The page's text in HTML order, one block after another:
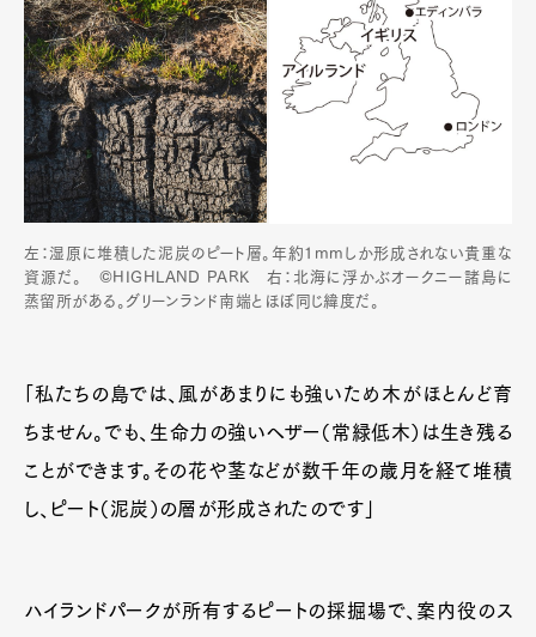
左：湿原に堆積した泥炭のピート層。年約1mmしか形成されない貴重な
資源だ。 ©HIGHLAND PARK 右：北海に浮かぶオークニー諸島に
蒸留所がある。グリーンランド南端とほぼ同じ緯度だ。
「私たちの島では、風があまりにも強いため木がほとんど育
ちません。でも、生命力の強いヘザー（常緑低木）は生き残る
ことができます。その花や茎などが数千年の歳月を経て堆積
し、ピート（泥炭）の層が形成されたのです」
ハイランドパークが所有するピートの採掘場で、案内役のス